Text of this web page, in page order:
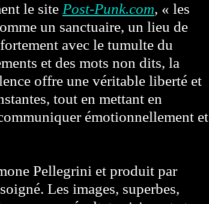
le site Post-Punk.com, « les
un sanctuaire, un lieu de
avec le tumulte du
et des mots non dits, la
offre une véritable liberté et
tout en mettant en
émotionnellement et
Pellegrini et produit par
Les images, superbes,